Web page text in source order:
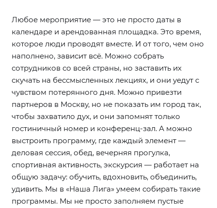
Любое мероприятие — это не просто даты в
календаре и арендованная площадка. Это время,
которое люди проводят вместе. И от того, чем оно
наполнено, зависит всё. Можно собрать
сотрудников со всей страны, но заставить их
скучать на бессмысленных лекциях, и они уедут с
чувством потерянного дня. Можно привезти
партнеров в Москву, но не показать им город так,
чтобы захватило дух, и они запомнят только
гостиничный номер и конференц-зал. А можно
выстроить программу, где каждый элемент —
деловая сессия, обед, вечерняя прогулка,
спортивная активность, экскурсия — работает на
общую задачу: обучить, вдохновить, объединить,
удивить. Мы в «Наша Лига» умеем собирать такие
программы. Мы не просто заполняем пустые